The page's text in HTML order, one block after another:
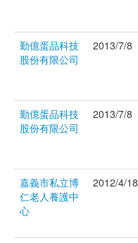
勤億蛋品科技
股份有限公司
2013/7/8
勤億蛋品科技
股份有限公司
2013/7/8
嘉義市私立博
仁老人養護中
心
2012/4/18